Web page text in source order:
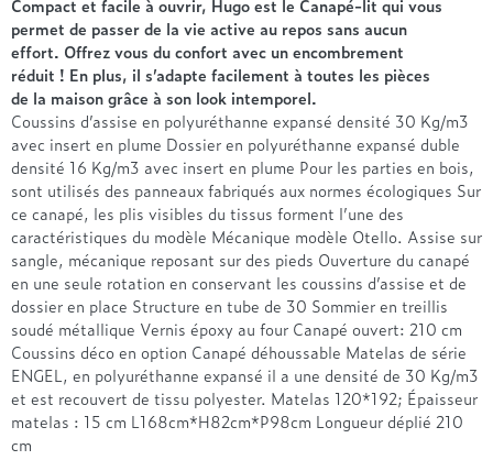
- de 1000€
Entre 1000 et 1500€
+ de 1500€
Nos matelas par marque
Alpen
André Renault
Beautyrest Luxury
Epeda
Ergotherm
Grand Litier
Hotel & Lodge
Simmons
Styldecor
+ de 1500€
Nos sommiers par prix
- de 1000€
Entre 1000 et 1500€
+ de 1000€
+ de 500€
+ de 1500€
Compact et facile à ouvrir, Hugo est le Canapé-lit qui vous
permet de passer de la vie active au repos sans aucun
effort. Offrez vous du confort avec un encombrement
réduit ! En plus, il s’adapte facilement à toutes les pièces
de la maison grâce à son look intemporel.
Coussins d’assise en polyuréthanne expansé densité 30 Kg/m3
avec insert en plume Dossier en polyuréthanne expansé duble
densité 16 Kg/m3 avec insert en plume Pour les parties en bois,
sont utilisés des panneaux fabriqués aux normes écologiques Sur
ce canapé, les plis visibles du tissus forment l’une des
caractéristiques du modèle Mécanique modèle Otello. Assise sur
sangle, mécanique reposant sur des pieds Ouverture du canapé
en une seule rotation en conservant les coussins d’assise et de
dossier en place Structure en tube de 30 Sommier en treillis
soudé métallique Vernis époxy au four Canapé ouvert: 210 cm
Coussins déco en option Canapé déhoussable Matelas de série
ENGEL, en polyuréthanne expansé il a une densité de 30 Kg/m3
et est recouvert de tissu polyester. Matelas 120*192; Épaisseur
matelas : 15 cm L168cm*H82cm*P98cm Longueur déplié 210
cm